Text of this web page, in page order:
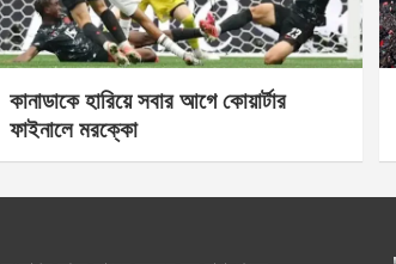
কানাডাকে হারিয়ে সবার আগে কোয়ার্টার
ফাইনালে মরক্কো